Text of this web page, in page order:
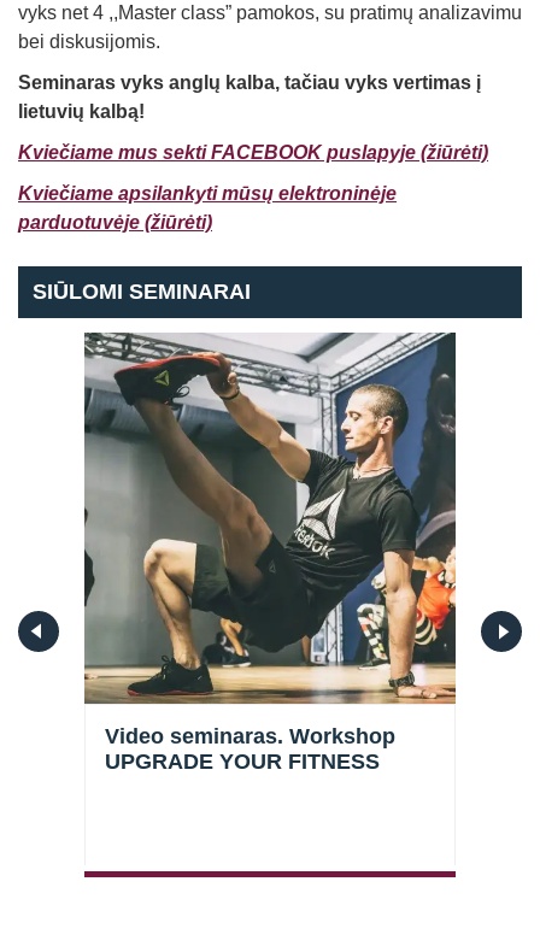
vyks net 4 ,,Master class” pamokos, su pratimų analizavimu
bei diskusijomis.
Seminaras vyks anglų kalba, tačiau vyks vertimas į
lietuvių kalbą!
Kviečiame mus sekti FACEBOOK puslapyje (žiūrėti)
Kviečiame apsilankyti mūsų elektroninėje
parduotuvėje (žiūrėti)
SIŪLOMI SEMINARAI
Video seminaras. Workshop
UPGRADE YOUR FITNESS